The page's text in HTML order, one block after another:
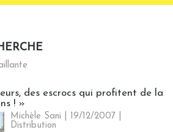
des escrocs qui profitent de la
! »
Michèle Sani | 19/12/2007
Distribution